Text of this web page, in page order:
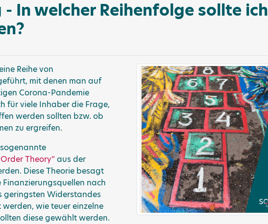
In welcher Reihenfolge sollte ich
Reihe von
mit denen man auf
Corona-Pandemie
für viele Inhaber die Frage,
werden sollten bzw. ob
zu ergreifen.
Theory“ aus der
Diese Theorie besagt
nach
geringsten Widerstandes
wie teuer einzelne
diese gewählt werden.